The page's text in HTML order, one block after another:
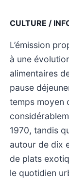
CULTURE /
L’émission
à une
alimentaires
pause
temps moyen
1970, tandis
autour de dix
de plats
le quotidien